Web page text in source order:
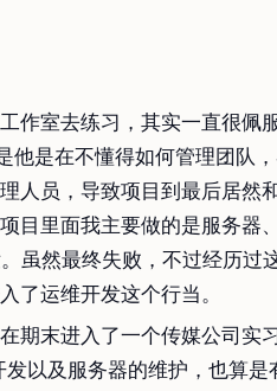
作室去练习，其实一直很佩
他是在不懂得如何管理团队
人员，导致项目到最后居然
目里面我主要做的是服务器
虽然最终失败，不过经历过
了运维开发这个行当。
期末进入了一个传媒公司实
以及服务器的维护，也算是